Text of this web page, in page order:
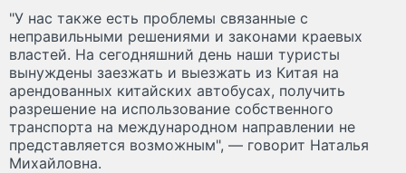
"У нас также есть проблемы связанные с
неправильными решениями и законами краевых
властей. На сегодняшний день наши туристы
вынуждены заезжать и выезжать из Китая на
арендованных китайских автобусах, получить
разрешение на использование собственного
транспорта на международном направлении не
представляется возможным", — говорит Наталья
Михайловна.